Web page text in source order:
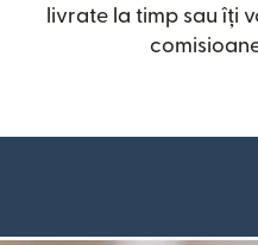
într-o fereastră nouă)
livrate la timp sau îți